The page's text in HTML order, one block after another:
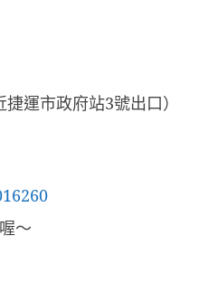
捷運市政府站3號出口）
～